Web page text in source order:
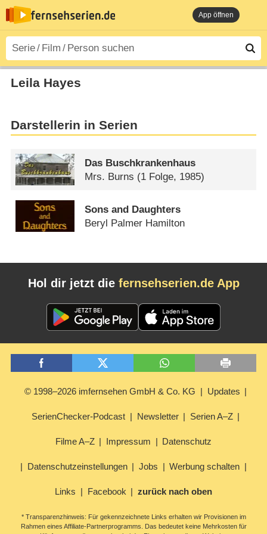
App öffnen
Leila Hayes
Darstellerin in Serien
Das Buschkrankenhaus
Mrs. Burns (1 Folge, 1985)
Sons and Daughters
Beryl Palmer Hamilton
Hol dir jetzt die fernsehserien.de App
© 1998–2026 imfernsehen GmbH & Co. KG Updates
SerienChecker-Podcast Newsletter Serien A–Z
Filme A–Z Impressum Datenschutz
Datenschutzeinstellungen Jobs Werbung schalten
Links Facebook zurück nach oben
* Transparenzhinweis: Für gekennzeichnete Links erhalten wir Provisionen im
Rahmen eines Affiliate-Partnerprogramms. Das bedeutet keine Mehrkosten für